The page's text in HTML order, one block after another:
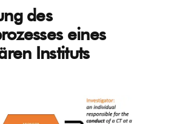
des
eines
Instituts